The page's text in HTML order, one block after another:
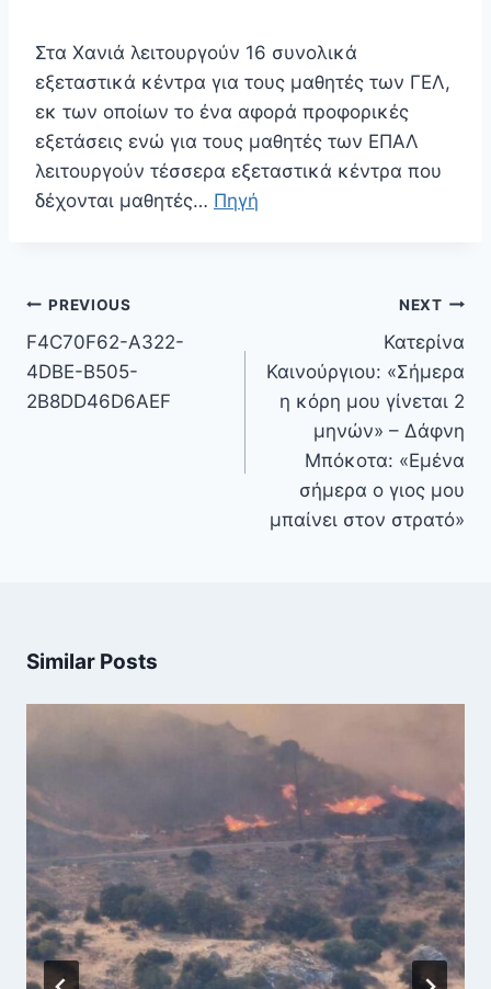
Στα Χανιά λειτουργούν 16 συνολικά
εξεταστικά κέντρα για τους μαθητές των ΓΕΛ,
εκ των οποίων το ένα αφορά προφορικές
εξετάσεις ενώ για τους μαθητές των ΕΠΑΛ
λειτουργούν τέσσερα εξεταστικά κέντρα που
δέχονται μαθητές… Πηγή
Πλοήγηση
άρθρων
PREVIOUS
F4C70F62-A322-
4DBE-B505-
2B8DD46D6AEF
NEXT
Κατερίνα
Καινούργιου: «Σήμερα
η κόρη μου γίνεται 2
μηνών» – Δάφνη
Μπόκοτα: «Εμένα
σήμερα ο γιος μου
μπαίνει στον στρατό»
Similar Posts